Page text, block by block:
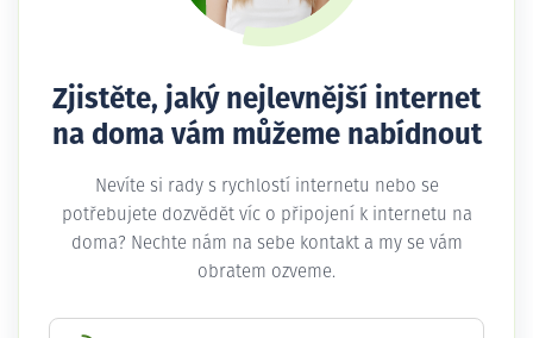
Zjistěte, jaký nejlevnější internet
na doma vám můžeme nabídnout
Nevíte si rady s rychlostí internetu nebo se
potřebujete dozvědět víc o připojení k internetu na
doma? Nechte nám na sebe kontakt a my se vám
obratem ozveme.